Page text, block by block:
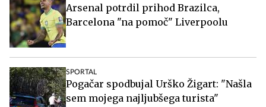
Arsenal potrdil prihod Brazilca,
Barcelona "na pomoč" Liverpoolu
SPORTAL
Pogačar spodbujal Urško Žigart: "Našla
sem mojega najljubšega turista"